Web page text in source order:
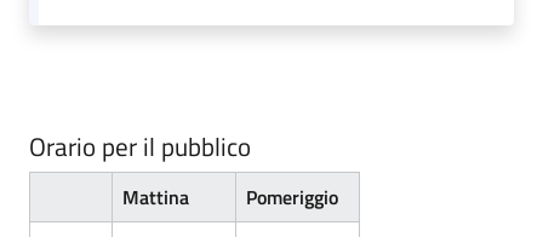
Orario per il pubblico
Mattina
Pomeriggio